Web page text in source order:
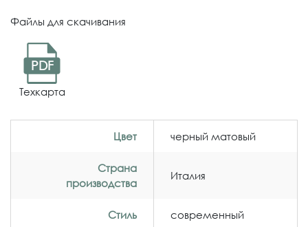
Файлы для скачивания
PDF
Техкарта
Цвет черный матовый
Страна
производства
Италия
Стиль современный